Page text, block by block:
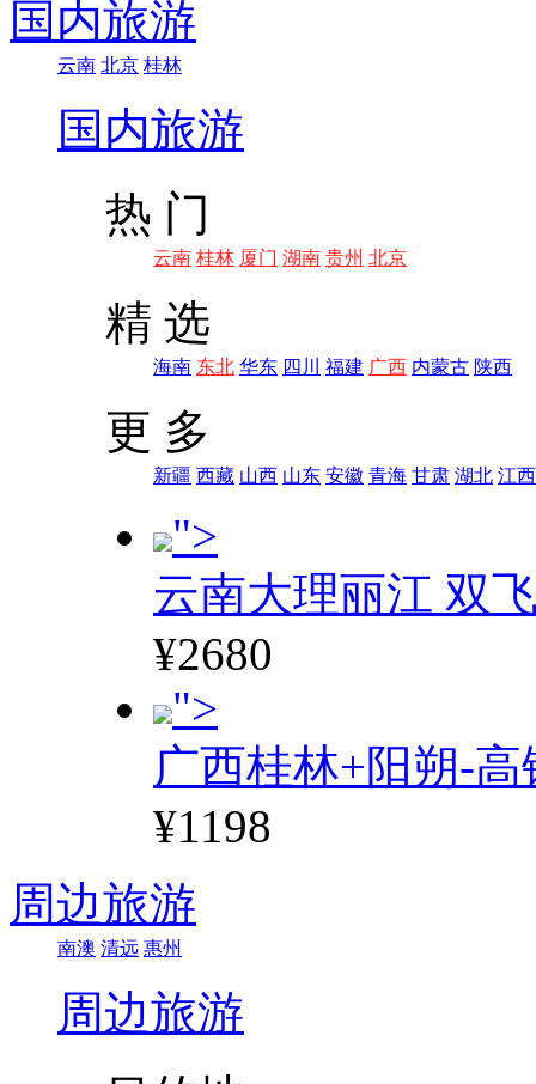
国内旅游
云南 北京 桂林
国内旅游
热 门
云南 桂林 厦门 湖南 贵州 北京
精 选
海南 东北 华东 四川 福建 广西 内蒙古 陕西
更 多
新疆 西藏 山西 山东 安徽 青海 甘肃 湖北 江西
">
云南大理丽江 双
¥2680
">
广西桂林+阳朔-高
¥1198
周边旅游
南澳 清远 惠州
周边旅游